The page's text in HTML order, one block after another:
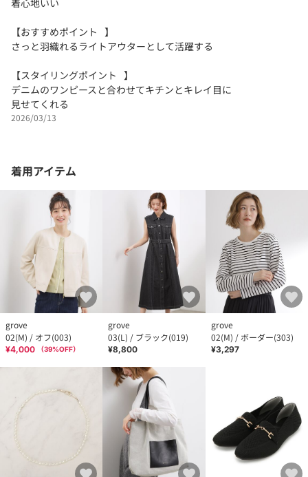
【おすすめポイント⠀】
さっと羽織れるライトアウターとして活躍する
【スタイリングポイント⠀】
デニムのワンピースと合わせてキチンとキレイ目に
見せてくれる
2026/03/13
着用アイテム
grove
02(M) / オフ(003)
¥4,000 （39%OFF）
grove
03(L) / ブラック(019)
¥8,800
grove
02(M) / ボーダー(303)
¥3,297